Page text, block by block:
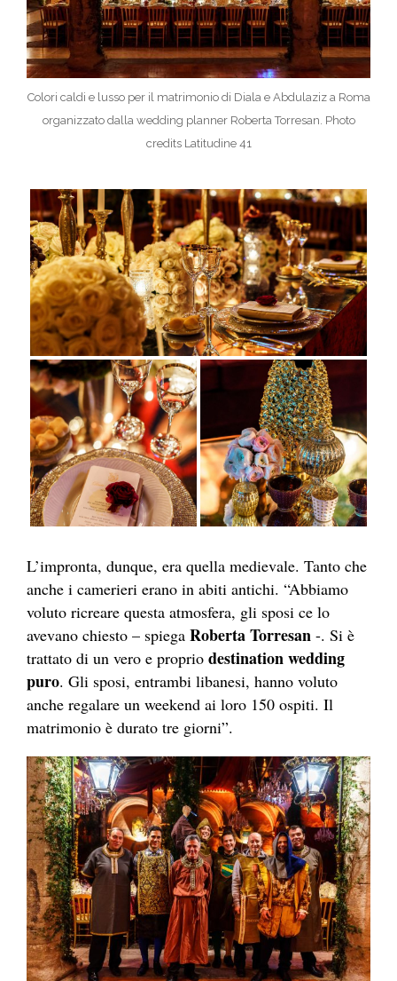
Colori caldi e lusso per il matrimonio di Diala e Abdulaziz a Roma
organizzato dalla wedding planner Roberta Torresan. Photo
credits Latitudine 41
L’impronta, dunque, era quella medievale. Tanto che
anche i camerieri erano in abiti antichi. “Abbiamo
voluto ricreare questa atmosfera, gli sposi ce lo
avevano chiesto – spiega Roberta Torresan -. Si è
trattato di un vero e proprio destination wedding
puro. Gli sposi, entrambi libanesi, hanno voluto
anche regalare un weekend ai loro 150 ospiti. Il
matrimonio è durato tre giorni”.